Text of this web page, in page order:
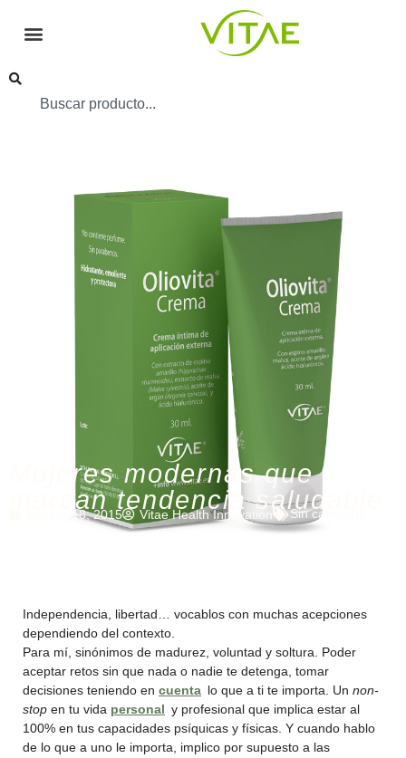
Mujeres modernas que
marcan tendencia saludable
febrero 18, 2015 Vitae Health Innovation Sin categoría
Independencia, libertad… vocablos con muchas acepciones
dependiendo del contexto.
Para mí, sinónimos de madurez, voluntad y soltura. Poder
aceptar retos sin que nada o nadie te detenga, tomar
decisiones teniendo en cuenta lo que a ti te importa. Un non-
stop en tu vida personal y profesional que implica estar al
100% en tus capacidades psíquicas y físicas. Y cuando hablo
de lo que a uno le importa, implico por supuesto a las